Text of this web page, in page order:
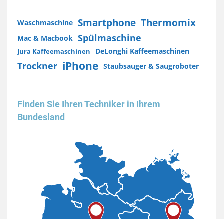
Waschmaschine Smartphone Thermomix
Mac & Macbook Spülmaschine
Jura Kaffeemaschinen DeLonghi Kaffeemaschinen
Trockner iPhone Staubsauger & Saugroboter
Finden Sie Ihren Techniker in Ihrem
Bundesland